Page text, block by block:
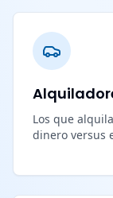
Los que
dinero versus